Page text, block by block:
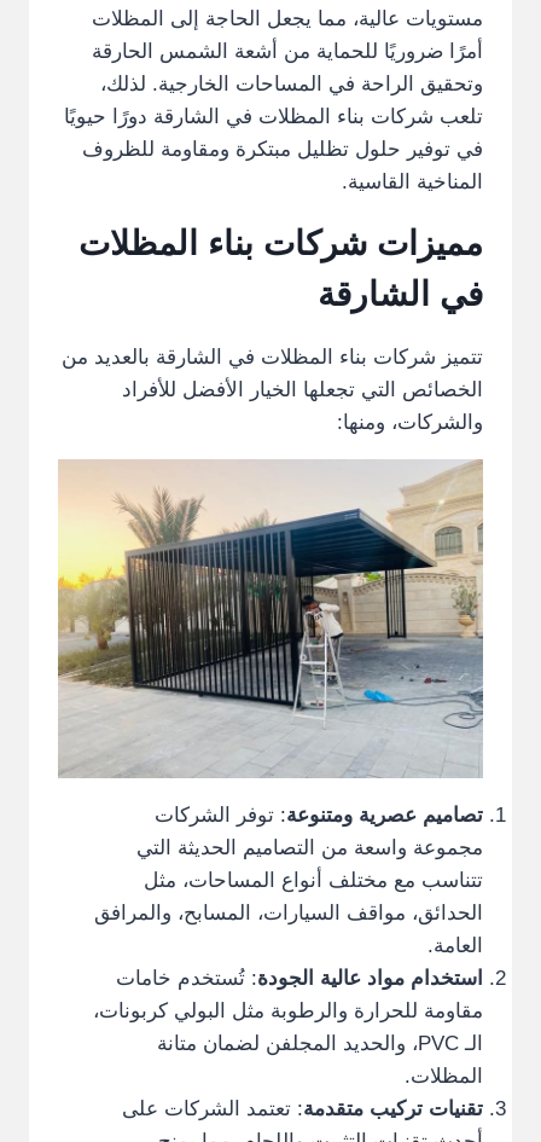
مستويات عالية، مما يجعل الحاجة إلى المظلات
أمرًا ضروريًا للحماية من أشعة الشمس الحارقة
وتحقيق الراحة في المساحات الخارجية. لذلك،
تلعب شركات بناء المظلات في الشارقة دورًا حيويًا
في توفير حلول تظليل مبتكرة ومقاومة للظروف
المناخية القاسية.
مميزات شركات بناء المظلات
في الشارقة
تتميز شركات بناء المظلات في الشارقة بالعديد من
الخصائص التي تجعلها الخيار الأفضل للأفراد
والشركات، ومنها:
تصاميم عصرية ومتنوعة: توفر الشركات
مجموعة واسعة من التصاميم الحديثة التي
تتناسب مع مختلف أنواع المساحات، مثل
الحدائق، مواقف السيارات، المسابح، والمرافق
العامة.
استخدام مواد عالية الجودة: تُستخدم خامات
مقاومة للحرارة والرطوبة مثل البولي كربونات،
الـ PVC، والحديد المجلفن لضمان متانة
المظلات.
تقنيات تركيب متقدمة: تعتمد الشركات على